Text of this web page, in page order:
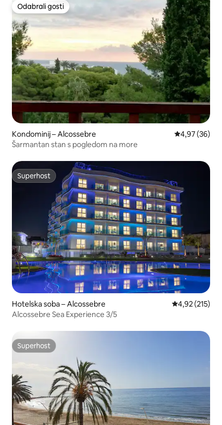
Odabrali gosti
Odabrali gosti
Kondominij – Alcossebre Prosječna
4,97 (36)
Šarmantan stan s pogledom na more
Superhost
Superhost
Hotelska soba – Alcossebre Prosječna
4,92 (215)
Alcossebre Sea Experience 3/5
Superhost
Superhost